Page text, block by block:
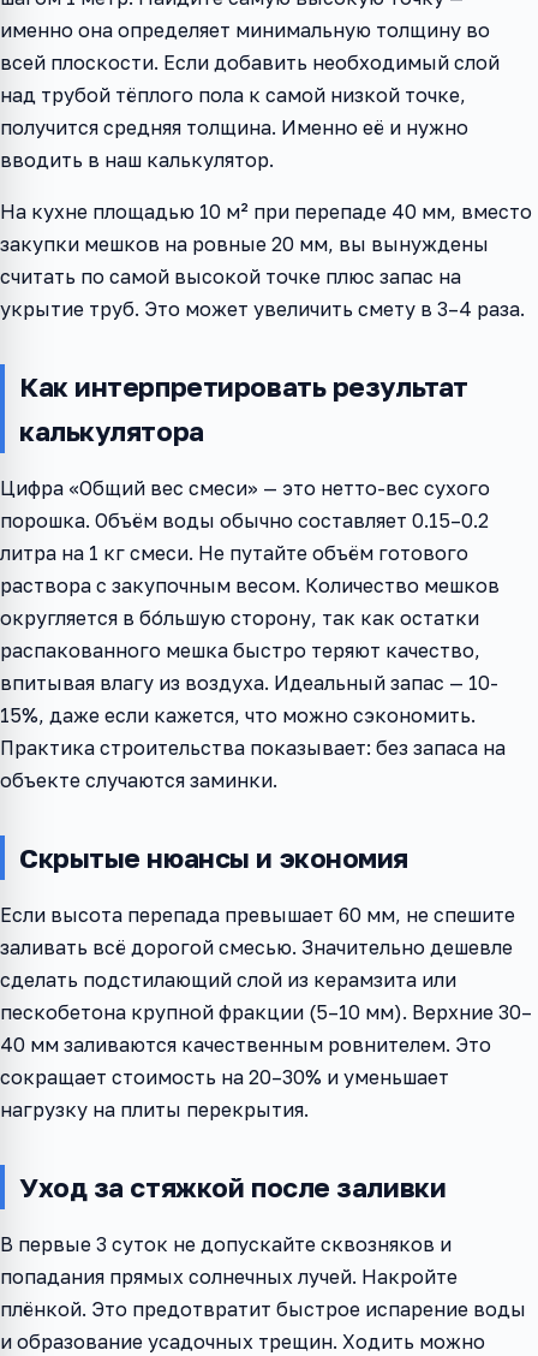
именно она определяет минимальную толщину во
всей плоскости. Если добавить необходимый слой
над трубой тёплого пола к самой низкой точке,
получится средняя толщина. Именно её и нужно
вводить в наш калькулятор.
На кухне площадью 10 м² при перепаде 40 мм, вместо
закупки мешков на ровные 20 мм, вы вынуждены
считать по самой высокой точке плюс запас на
укрытие труб. Это может увеличить смету в 3–4 раза.
Как интерпретировать результат
калькулятора
Цифра «Общий вес смеси» — это нетто-вес сухого
порошка. Объём воды обычно составляет 0.15–0.2
литра на 1 кг смеси. Не путайте объём готового
раствора с закупочным весом. Количество мешков
округляется в бо́льшую сторону, так как остатки
распакованного мешка быстро теряют качество,
впитывая влагу из воздуха. Идеальный запас — 10-
15%, даже если кажется, что можно сэкономить.
Практика строительства показывает: без запаса на
объекте случаются заминки.
Скрытые нюансы и экономия
Если высота перепада превышает 60 мм, не спешите
заливать всё дорогой смесью. Значительно дешевле
сделать подстилающий слой из керамзита или
пескобетона крупной фракции (5–10 мм). Верхние 30–
40 мм заливаются качественным ровнителем. Это
сокращает стоимость на 20–30% и уменьшает
нагрузку на плиты перекрытия.
Уход за стяжкой после заливки
В первые 3 суток не допускайте сквозняков и
попадания прямых солнечных лучей. Накройте
плёнкой. Это предотвратит быстрое испарение воды
и образование усадочных трещин. Ходить можно